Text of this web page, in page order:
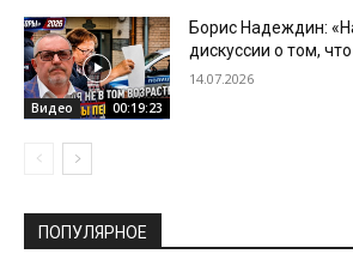
Видео 00:19:23
Борис Надеждин:
дискуссии о том,
14.07.2026
ПОПУЛЯРНОЕ